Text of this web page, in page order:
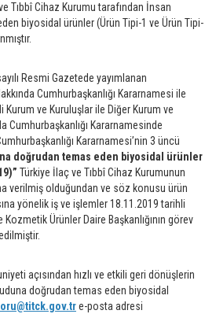
Tıbbî Cihaz Kurumu tarafından İnsan
biyosidal ürünler (Ürün Tipi-1 ve Ürün Tipi-
Resmi Gazetede yayımlanan
Cumhurbaşkanlığı Kararnamesi ile
Kurum ve Kuruluşlar ile Diğer Kurum ve
Cumhurbaşkanlığı Kararnamesinde
Kararnamesi’nin 3 üncü
doğrudan temas eden biyosidal ürünler
Türkiye İlaç ve Tıbbî Cihaz Kurumunun
verilmiş olduğundan ve söz konusu ürün
yönelik iş ve işlemler 18.11.2019 tarihli
Kozmetik Ürünler Daire Başkanlığının görev
açısından hızlı ve etkili geri dönüşlerin
doğrudan temas eden biyosidal
e-posta adresi